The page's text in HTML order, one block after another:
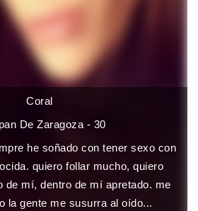
Coral
De Zaragoza - 30
he soñado con tener sexo con
quiero follar mucho, quiero
de mí, dentro de mí apretado. me
la gente me susurra al oído...